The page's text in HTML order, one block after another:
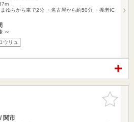
まゆらから車で2分 ・名古屋から約50分 ・養老IC
～
ウリュ
お気に入
りに追加
関市